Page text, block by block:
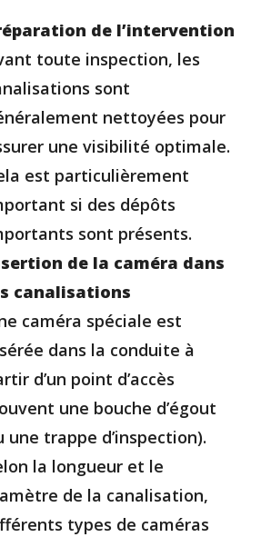
de l’intervention
toute inspection, les
sont
nettoyées pour
une visibilité optimale.
est particulièrement
si des dépôts
sont présents.
de la caméra dans
canalisations
caméra spéciale est
dans la conduite à
d’un point d’accès
une bouche d’égout
une trappe d’inspection).
la longueur et le
de la canalisation,
types de caméras